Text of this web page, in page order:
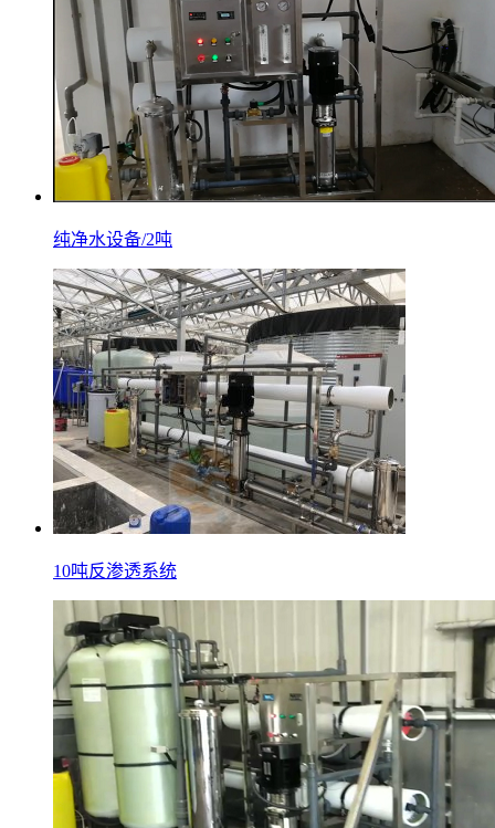
纯净水设备/2吨
10吨反渗透系统